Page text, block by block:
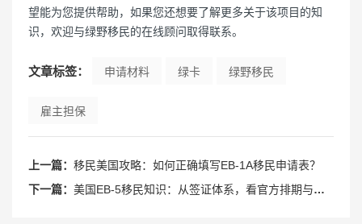
望能为您提供帮助，如果您还想要了解更多关于该项目的知
识，欢迎与绿野移民的在线顾问取得联系。
文章标签： 申请材料 绿卡 绿野移民
雇主担保
上一篇： 移民美国攻略：如何正确填写EB-1A移民申请表？
下一篇： 美国EB-5移民知识：从签证体系，看官方排期与隐形排期